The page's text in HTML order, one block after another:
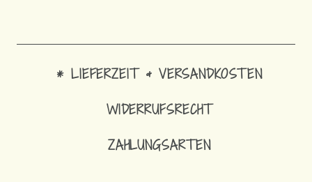
* LIEFERZEIT & VERSANDKOSTEN
WIDERRUFSRECHT
ZAHLUNGSARTEN